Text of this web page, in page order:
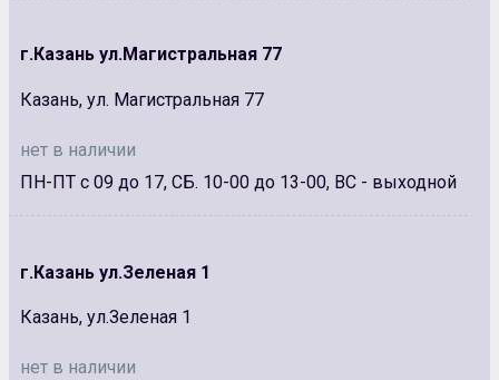
г.Казань ул.Магистральная 77
Казань, ул. Магистральная 77
нет в наличии
ПН-ПТ с 09 до 17, СБ. 10-00 до 13-00, ВС - выходной
г.Казань ул.Зеленая 1
Казань, ул.Зеленая 1
нет в наличии